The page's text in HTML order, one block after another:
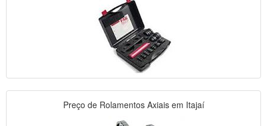
Preço de Rolamentos Axiais em Itajaí